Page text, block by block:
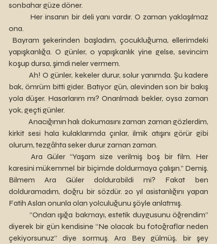
sonbahar güze döner.
ona.
yapışkanlığa. O günler, o yapışkanlık yine gelse, sevincim
koşup dursa, şimdi neler vermem.
bak, ömrüm bitti gider. Batıyor gün, alevinden son bir bakış
yola düşer. Hasarlarım mı? Onarılmadı bekler, oysa zaman
yok, geçti günler.
kirkit sesi hala kulaklarımda çınlar, ilmik atışını görür gibi
olurum, tezgâhta seker durur zaman zaman.
karesini mükemmel bir biçimde doldurmaya çalışın.” Demiş.
Bilmem Ara Güler doldurabildi mi? Fakat ben
dolduramadım, doğru bir sözdür. 20 yıl asistanlığını yapan
Fatih Aslan onunla olan yolculuğunu şöyle anlatmış.
diyerek bir gün kendisine “Ne olacak bu fotoğraflar neden
çekiyorsunuz” diye sormuş. Ara Bey gülmüş, bir şey